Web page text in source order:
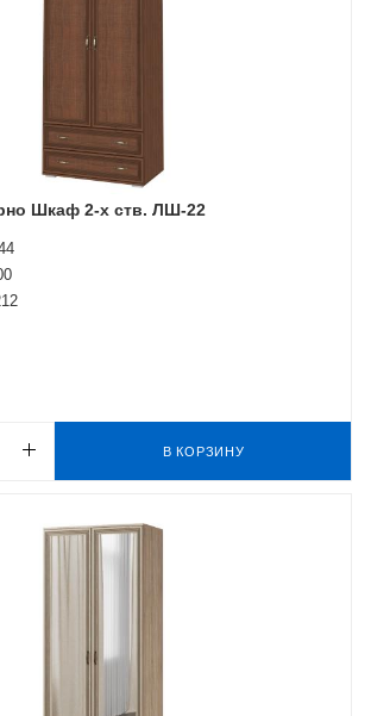
Шкаф 2-х ств. ЛШ-22
В КОРЗИНУ